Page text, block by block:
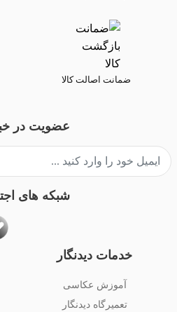
ضمانت اصالت کالا
خدمات دیدنگار
آموزش عکاسی
تعمیرگاه دیدنگار
عضویت در
شبکه های